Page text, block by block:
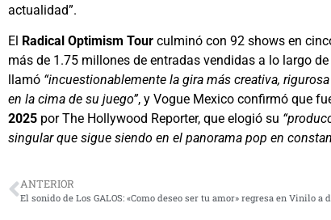
actualidad”.
El Radical Optimism Tour culminó con 92 shows en
más de 1.75 millones de entradas vendidas a lo largo
llamó “incuestionablemente la gira más creativa,
en la cima de su juego”, y Vogue Mexico confirmó que
2025 por The Hollywood Reporter, que elogió su
singular que sigue siendo en el panorama pop en
ANTERIOR
El sonido de Los GALOS: «Como deseo ser tu amor» regresa en Vinilo a